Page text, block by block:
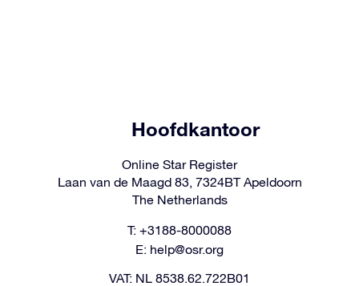
Hoofdkantoor
Online Star Register
Laan van de Maagd 83, 7324BT Apeldoorn
The Netherlands
T: +3188-8000088
E: help@osr.org
VAT: NL 8538.62.722B01